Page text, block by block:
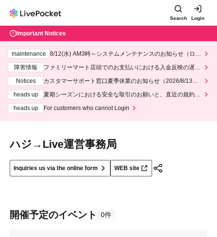
Search Login
Important Notices
maintenance
8/12(水) AM3時～システムメンテナンスのお知らせ（ロー
障害情報
ファミリーマート店頭でのお支払いにおける入金反映の遅延
Notices
カスタマーサポート窓口夏季休業のお知らせ（2026/8/13～2
heads up
夏期シーズンにおける安全な取引のお願いと、直近の規約違
heads up
For customers who cannot Login
ハジ→Live運営事務局
Inquiries us via the online form WEB site
開催予定のイベント 0件